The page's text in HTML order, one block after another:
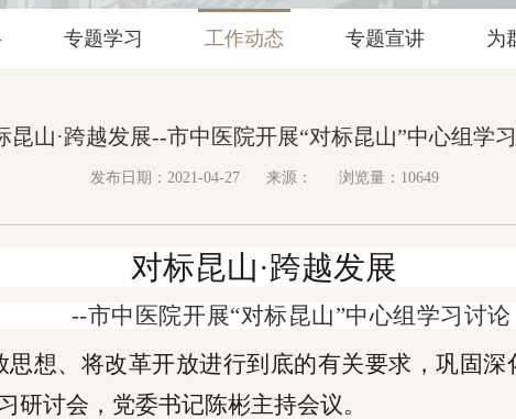
专题学习 工作动态 专题宣讲 为
昆山·跨越发展--市中医院开展“对标昆山”中心组学
发布日期：2021-04-27 来源： 浏览量：10649
对标昆山·跨越发展
--市中医院开展“对标昆山”中心组学习讨论
想、将改革开放进行到底的有关要求，巩固深
研讨会，党委书记陈彬主持会议。